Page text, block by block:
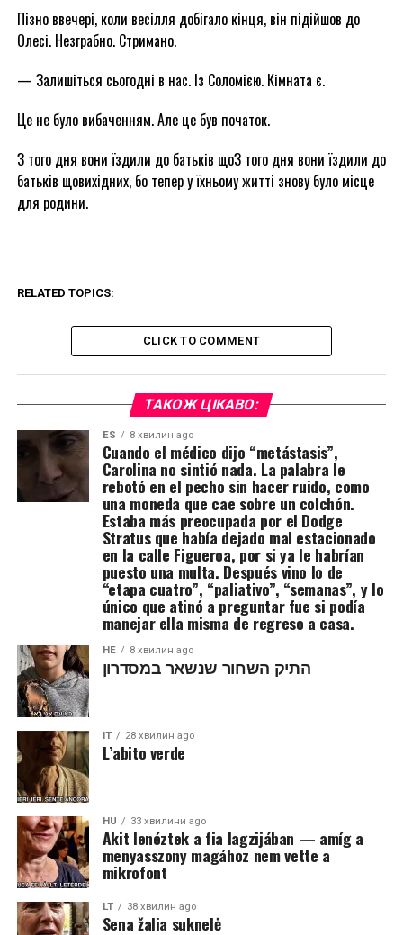
Пізно ввечері, коли весілля добігало кінця, він підійшов до
Олесі. Незграбно. Стримано.
— Залишіться сьогодні в нас. Із Соломією. Кімната є.
Це не було вибаченням. Але це був початок.
З того дня вони їздили до батьків щоЗ того дня вони їздили до
батьків щовихідних, бо тепер у їхньому житті знову було місце
для родини.
RELATED TOPICS:
CLICK TO COMMENT
ТАКОЖ ЦІКАВО:
ES 8 хвилин ago
Cuando el médico dijo “metástasis”,
Carolina no sintió nada. La palabra le
rebotó en el pecho sin hacer ruido, como
una moneda que cae sobre un colchón.
Estaba más preocupada por el Dodge
Stratus que había dejado mal estacionado
en la calle Figueroa, por si ya le habrían
puesto una multa. Después vino lo de
“etapa cuatro”, “paliativo”, “semanas”, y lo
único que atinó a preguntar fue si podía
manejar ella misma de regreso a casa.
HE 8 хвилин ago
התיק השחור שנשאר במסדרון
IT 28 хвилин ago
L’abito verde
HU 33 хвилини ago
Akit lenéztek a fia lagzijában — amíg a
menyasszony magához nem vette a
mikrofont
LT 38 хвилин ago
Sena žalia suknelė